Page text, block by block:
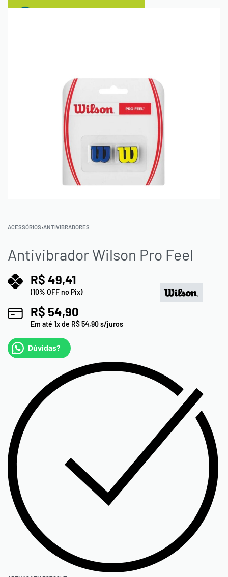
ACESSÓRIOS›ANTIVIBRADORES
Antivibrador Wilson Pro Feel
R$ 49,41
(10% OFF no Pix)
R$ 54,90
Em até 1x de R$54,90s/juros
Dúvidas?